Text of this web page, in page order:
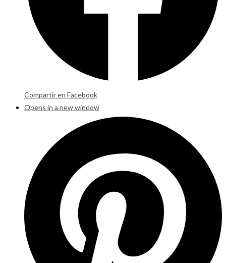
Compartir en Facebook
Opens in a new window